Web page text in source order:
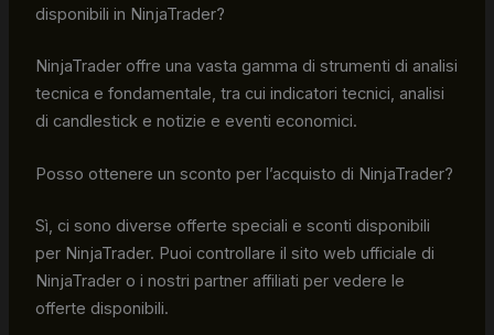
disponibili in NinjaTrader?
NinjaTrader offre una vasta gamma di strumenti di analisi
tecnica e fondamentale, tra cui indicatori tecnici, analisi
di candlestick e notizie e eventi economici.
Posso ottenere un sconto per l’acquisto di NinjaTrader?
Sì, ci sono diverse offerte speciali e sconti disponibili
per NinjaTrader. Puoi controllare il sito web ufficiale di
NinjaTrader o i nostri partner affiliati per vedere le
offerte disponibili.